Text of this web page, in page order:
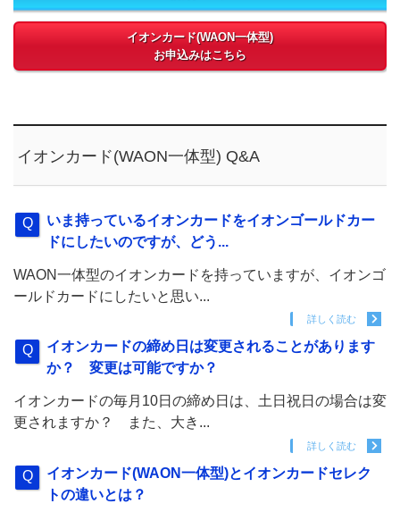
イオンカード(WAON一体型)
お申込みはこちら
イオンカード(WAON一体型) Q&A
いま持っているイオンカードをイオンゴールドカー
ドにしたいのですが、どう...
WAON一体型のイオンカードを持っていますが、イオンゴ
ールドカードにしたいと思い...
詳しく読む
イオンカードの締め日は変更されることがあります
か？ 変更は可能ですか？
イオンカードの毎月10日の締め日は、土日祝日の場合は変
更されますか？ また、大き...
詳しく読む
イオンカード(WAON一体型)とイオンカードセレク
トの違いとは？